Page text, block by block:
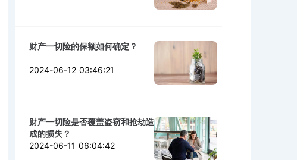
财产一切险的保额如何确定？
2024-06-12 03:46:21
财产一切险是否覆盖盗窃和抢劫造
成的损失？
2024-06-11 06:04:42